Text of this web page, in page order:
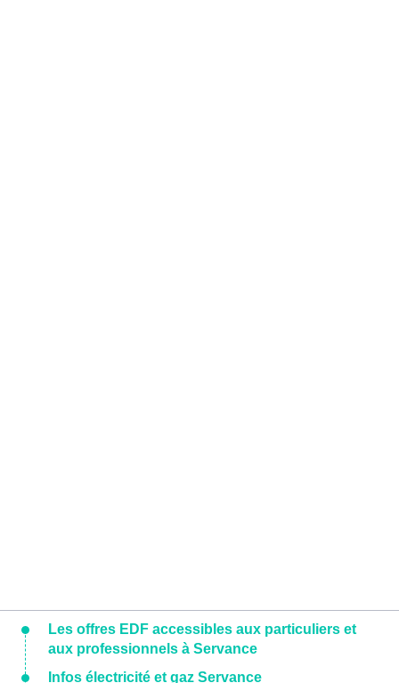
Les offres EDF accessibles aux particuliers et
aux professionnels à Servance
Infos électricité et gaz Servance